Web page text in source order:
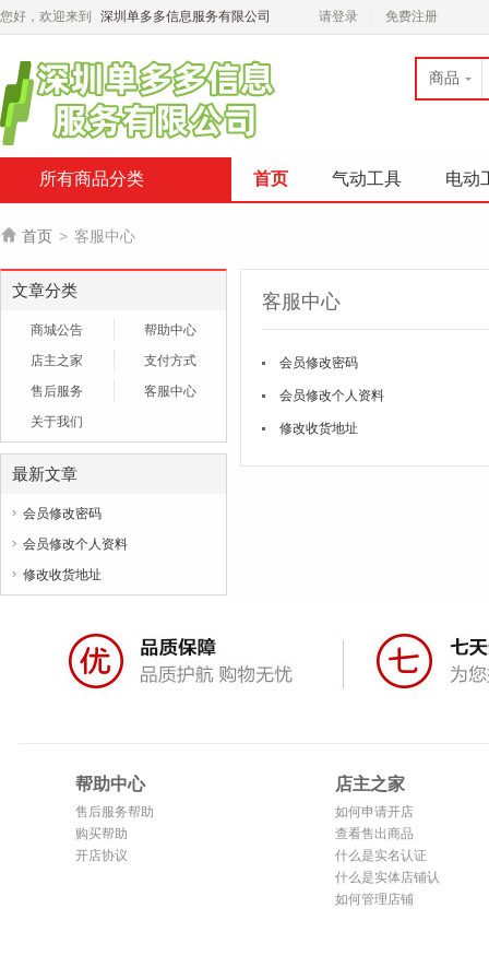
您好，欢迎来到 深圳单多多信息服务有限公司 请登录 免费注册
商品
所有商品分类 首页 气动工具 电动
 首页 > 客服中心
文章分类
商城公告
帮助中心
店主之家
支付方式
售后服务
客服中心
关于我们
最新文章
 会员修改密码
 会员修改个人资料
 修改收货地址
客服中心
会员修改密码
会员修改个人资料
修改收货地址
帮助中心
售后服务帮助
购买帮助
开店协议
店主之家
如何申请开店
查看售出商品
什么是实名认证
什么是实体店铺认
证
如何管理店铺